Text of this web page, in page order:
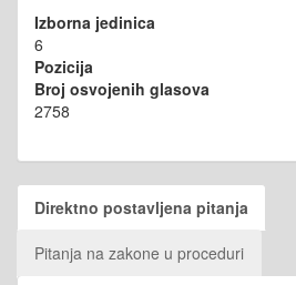
Izborna jedinica
6
Pozicija
Broj osvojenih glasova
2758
Direktno postavljena pitanja
Pitanja na zakone u proceduri